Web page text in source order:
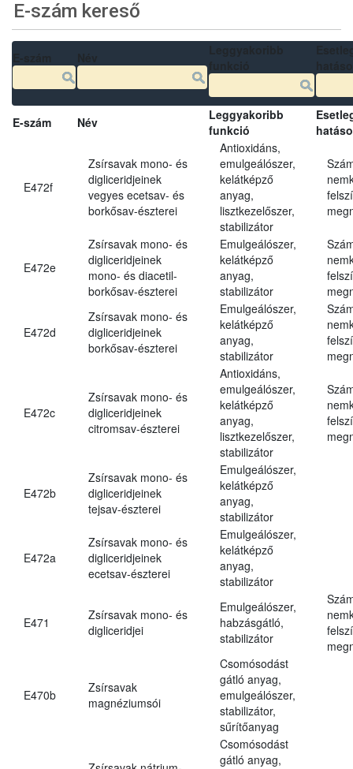
E-szám kereső
E-szám Név
Leggyakoribb
funkció
E472f
Zsírsavak mono- és
digliceridjeinek
vegyes ecetsav- és
borkősav-észterei
Antioxidáns,
emulgeálószer,
kelátképző
anyag,
lisztkezelőszer,
stabilizátor
E472e
Zsírsavak mono- és
digliceridjeinek
mono- és diacetil-
borkősav-észterei
Emulgeálószer,
kelátképző
anyag,
stabilizátor
E472d
Zsírsavak mono- és
digliceridjeinek
borkősav-észterei
Emulgeálószer,
kelátképző
anyag,
stabilizátor
E472c
Zsírsavak mono- és
digliceridjeinek
citromsav-észterei
Antioxidáns,
emulgeálószer,
kelátképző
anyag,
lisztkezelőszer,
stabilizátor
E472b
Zsírsavak mono- és
digliceridjeinek
tejsav-észterei
Emulgeálószer,
kelátképző
anyag,
stabilizátor
E472a
Zsírsavak mono- és
digliceridjeinek
ecetsav-észterei
Emulgeálószer,
kelátképző
anyag,
stabilizátor
E471
Zsírsavak mono- és
digliceridjei
Emulgeálószer,
habzásgátló,
stabilizátor
E470b
Zsírsavak
magnéziumsói
Csomósodást
gátló anyag,
emulgeálószer,
stabilizátor,
sűrítőanyag
Csomósodást
gátló anyag,